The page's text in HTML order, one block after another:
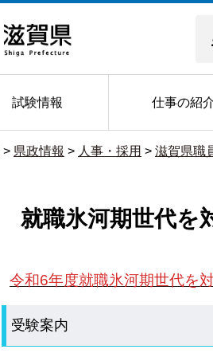
試験情報 仕事の紹
> 県政情報 > 人事・採用 > 滋賀県職
就職氷河期世代を
令和6年度就職氷河期世代を
受験案内